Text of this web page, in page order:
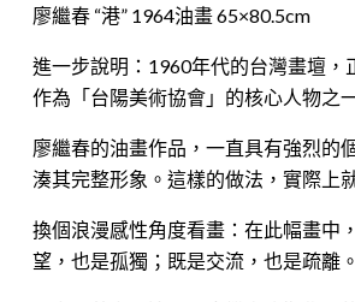
廖繼春 “港” 1964油畫 65×80.5cm
進一步說明：1960年代的台灣畫壇
作為「台陽美術協會」的核心人物之
廖繼春的油畫作品，一直具有強烈的
湊其完整形象。這樣的做法，實際上
換個浪漫感性角度看畫：在此幅畫中
望，也是孤獨；既是交流，也是疏離